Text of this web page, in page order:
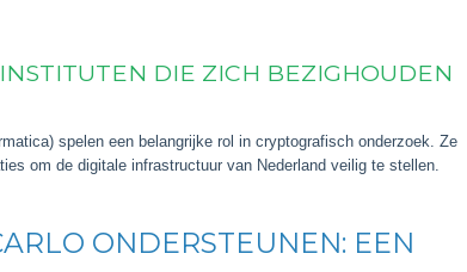
DIE ZICH BEZIGHOUDEN
spelen een belangrijke rol in cryptografisch onderzoek. Ze
om de digitale infrastructuur van Nederland veilig te stellen.
ONDERSTEUNEN: EEN